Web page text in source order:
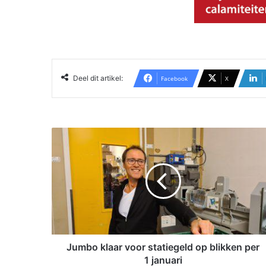
Deel dit artikel: Facebook X
m
l
a
Jumbo klaar voor statiegeld op blikken per
1 januari